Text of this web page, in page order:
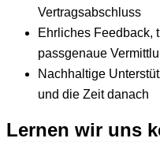
Vertragsabschluss
Ehrliches Feedback,
passgenaue
Nachhaltige
und die Zeit danach
Lernen wir uns